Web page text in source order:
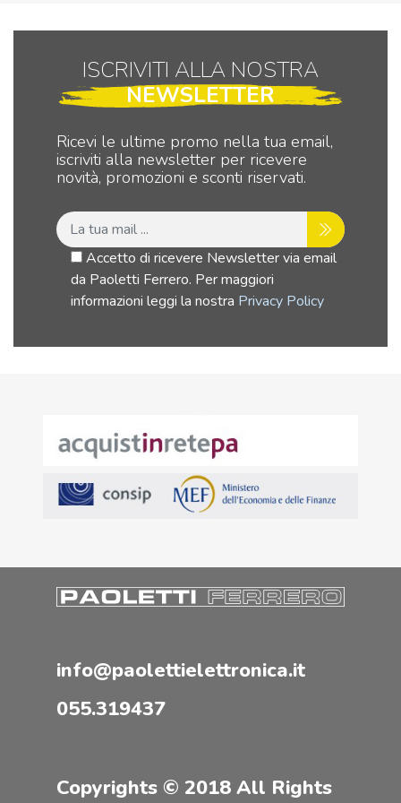
saldare
foro
12mm
saldare
foro
12mm
ISCRIVITI ALLA NOSTRA
NEWSLETTER
Ricevi le ultime promo nella tua email,
iscriviti alla newsletter per ricevere
novità, promozioni e sconti riservati.
Accetto di ricevere Newsletter via email
da Paoletti Ferrero. Per maggiori
informazioni leggi la nostra Privacy Policy
info@paolettielettronica.it
055.319437
Copyrights © 2018 All Rights